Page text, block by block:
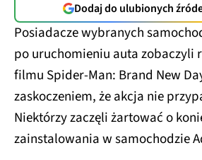
Dodaj do ulubionych
Posiadacze wybranych
po uruchomieniu auta zobaczyli
filmu Spider-Man: Brand New
zaskoczeniem, że akcja nie
Niektórzy zaczęli żartować o
zainstalowania w samochodzie